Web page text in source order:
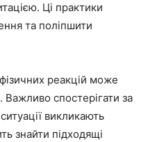
Ці практики
та поліпшити
реакцій може
спостерігати за
викликають
знайти підходящі